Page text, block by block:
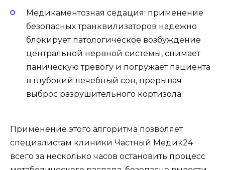
Медикаментозная седация: применение
безопасных транквилизаторов надежно
блокирует патологическое возбуждение
центральной нервной системы, снимает
паническую тревогу и погружает пациента
в глубокий лечебный сон, прерывая
выброс разрушительного кортизола.
Применение этого алгоритма позволяет
специалистам клиники Частный Медик24
всего за несколько часов остановить процесс